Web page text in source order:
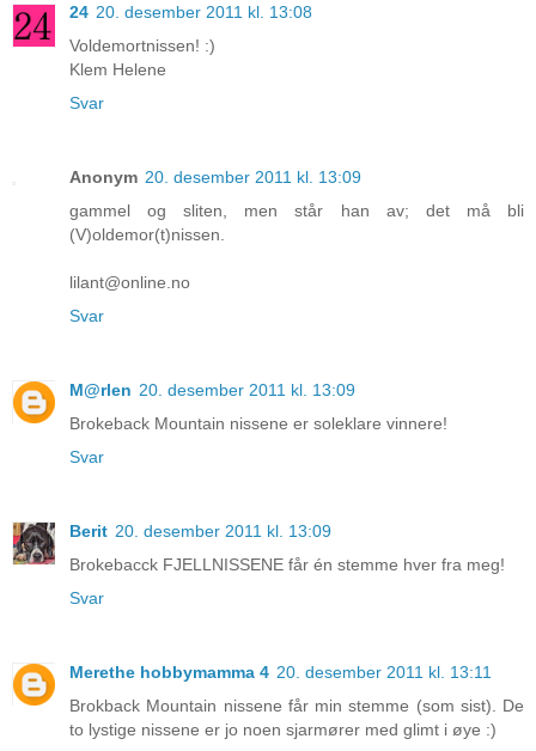
24 20. desember 2011 kl. 13:08
Voldemortnissen! :)
Klem Helene
Svar
Anonym 20. desember 2011 kl. 13:09
gammel og sliten, men står han av; det må bli
(V)oldemor(t)nissen.
lilant@online.no
Svar
M@rlen 20. desember 2011 kl. 13:09
Brokeback Mountain nissene er soleklare vinnere!
Svar
Berit 20. desember 2011 kl. 13:09
Brokebacck FJELLNISSENE får én stemme hver fra meg!
Svar
Merethe hobbymamma 4 20. desember 2011 kl. 13:11
Brokback Mountain nissene får min stemme (som sist). De
to lystige nissene er jo noen sjarmører med glimt i øye :)